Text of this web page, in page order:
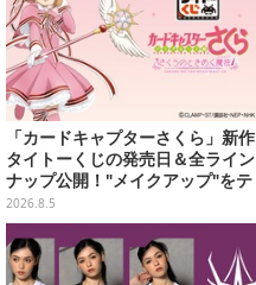
「カードキャプターさくら」新作
タイトーくじの発売日＆全ライン
ナップ公開！"メイクアップ"をテ
ーマに、日常でも使いたくなるア
イテムがズラリ
2026.8.5